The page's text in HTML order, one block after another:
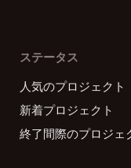
ステータス
人気のプロジェクト
新着プロジェクト
終了間際のプロジェ